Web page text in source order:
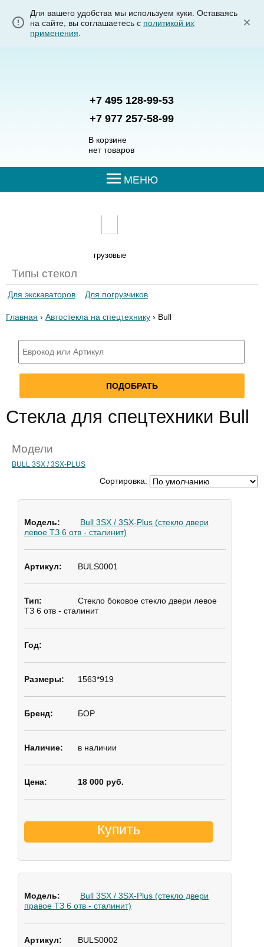
Для вашего удобства мы используем куки. Оставаясь
на сайте, вы соглашаетесь с политикой их
применения
+7 495 128-99-53
+7 977 257-58-99
В корзине
нет товаров
МЕНЮ
грузовые
Типы стекол
Для экскаваторов Для погрузчиков
Главная › Автостекла на спецтехнику › Bull
Стекла для спецтехники Bull
Модели
BULL 3SX / 3SX-PLUS
Сортировка:
Bull 3SX / 3SX-Plus (стекло двери
левое ТЗ 6 отв - сталинит)
BULS0001
Стекло боковое стекло двери левое
ТЗ 6 отв - сталинит
1563*919
БОР
в наличии
18 000 руб.
Купить
Bull 3SX / 3SX-Plus (стекло двери
правое ТЗ 6 отв - сталинит)
BULS0002